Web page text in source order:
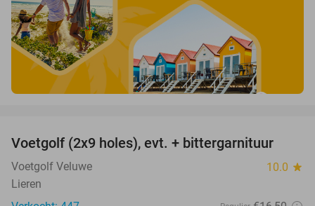
40%
Voetgolf (2x9 holes), evt. + bittergarnituur
Voetgolf Veluwe 10.0 star
Lieren